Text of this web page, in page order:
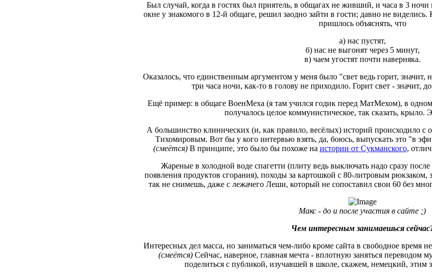
Был случай, когда в гостях был приятель, в общагах не живший, и часа в 3
окне у знакомого в 12-й общаге, решил заодно зайти в гости; давно не
пришлось объяснять, что
а) нас пустят,
б) нас не выгонят через 5 минут,
в) чаем угостят почти наверняка.
Оказалось, что единственным аргументом у меня было "свет ведь горит, значит,
три часа ночи, как-то в голову не приходило. Горит свет - значит,
Ещё пример: в общаге ВоенМеха (я там учился годик перед МатМехом), в одном
получалось целое коммунистическое, так сказать, крыло.
А большинство клинических (и, как правило, весёлых) историй происходило с
Тихомировым. Вот бы у кого интервью взять, да, боюсь, выпускать это "в
(смеётся)В принципе, это было бы похоже на истории от Сукманского,
Жареные в холодной воде спагетти (плиту ведь выключать надо сразу
появления продуктов сгорания), походы за картошкой с 80-литровым рюкзаком,
так не снимешь, даже с лежачего Леши, который не сопоставил свои 60 без
Макс - до и после участия в сайте ;)
Чем интересным занимаешься
Интересных дел масса, но заниматься чем-либо кроме сайта в свободное время
(смеётся)Сейчас, наверное, главная мечта - вплотную заняться переводом
поделиться с публикой, изучавшей в школе, скажем, немецкий, этим